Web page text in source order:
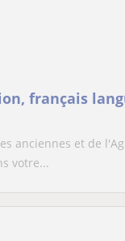
français
anciennes et de
votre...